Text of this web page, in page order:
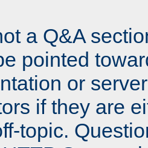
a Q&A
pointed
or
if they are
topic.